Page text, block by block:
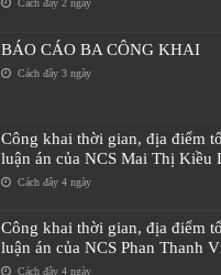
Cách đây 2 ngày
BÁO CÁO BA CÔNG KHAI
Cách đây 3 ngày
Công khai thời gian, địa điểm
luận án của NCS Mai Thị Kiều
Cách đây 4 ngày
Công khai thời gian, địa điểm
luận án của NCS Phan Thanh
Cách đây 4 ngày